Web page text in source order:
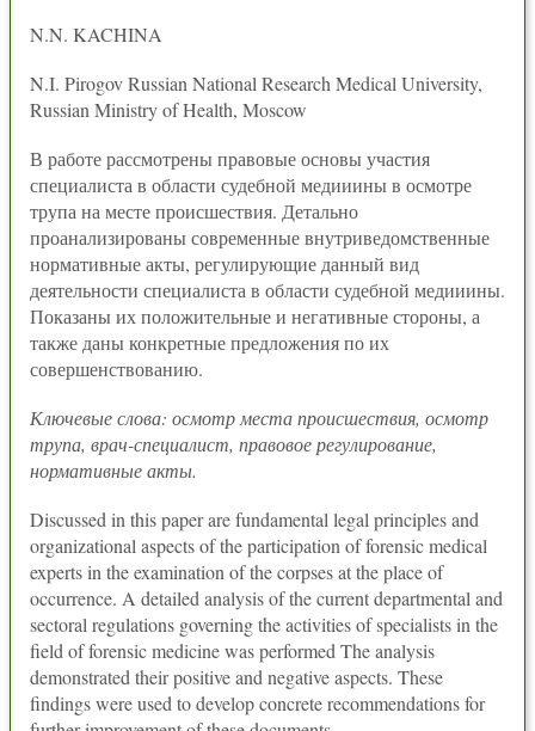
N.N. KACHINA
N.I. Pirogov Russian National Research Medical University,
Russian Ministry of Health, Moscow
В работе рассмотрены правовые основы участия
специалиста в области судебной медииины в осмотре
трупа на месте происшествия. Детально
проанализированы современные внутриведомственные
нормативные акты, регулирующие данный вид
деятельности специалиста в области судебной медииины.
Показаны их положительные и негативные стороны, а
также даны конкретные предложения по их
совершенствованию.
Ключевые слова: осмотр места происшествия, осмотр
трупа, врач-специалист, правовое регулирование,
нормативные акты.
Discussed in this paper are fundamental legal principles and
organizational aspects of the participation of forensic medical
experts in the examination of the corpses at the place of
occurrence. A detailed analysis of the current departmental and
sectoral regulations governing the activities of specialists in the
field of forensic medicine was performed The analysis
demonstrated their positive and negative aspects. These
findings were used to develop concrete recommendations for